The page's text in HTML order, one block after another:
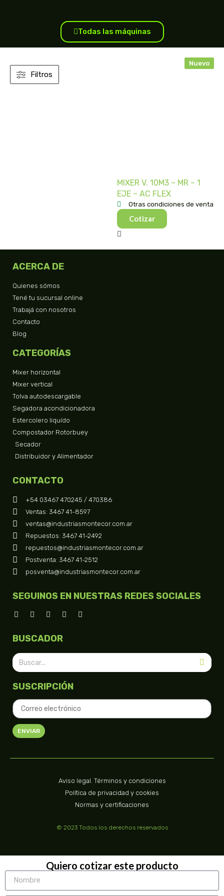
Todas las máquinas
Filtros
Nuevo
MIXER V. 10M3 – MR – 1
EJE – AC FLEX
Otras condiciones de venta
Cotizar
ACERCA DE
Quienes sómos
Tené tu sucursal online
Trabajá con nosotros
Contacto
Blog
CATEGORÍAS
Mixer horizontal
Mixer vertical
Tolva autodescargable
Segadora acondicionadora
Estercolero liquído
Compostador Rotorbuey
Secador
Distribuidor y Alimentador
CONTACTO
+54 03467 470245 / 470386
Ventas: 3467 41-8597
ventas@industriasmontecor.com.ar
Repuestos: 3467 41-2492
repuestos@industriasmontecor.com.ar
Postventa: 3467 41-2512
posventa@industriasmontecor.com.ar
SEGUINOS EN NUESTRAS REDES SOCIALES
BUSCADOR
SUSCRIPCIÓN
ENVIAR
Aviso legal. Términos y condiciones
Política de privacidad y cookies
Normas y certificaciones
© 2023 Todos los derechos reservados
Quiero cotizar este producto